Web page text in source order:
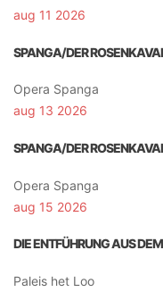
aug 11 2026
SPANGA/DER
Opera Spanga
aug 13 2026
SPANGA/DER
Opera Spanga
aug 15 2026
DIE ENTFÜHRUNG AUS
Paleis het Loo